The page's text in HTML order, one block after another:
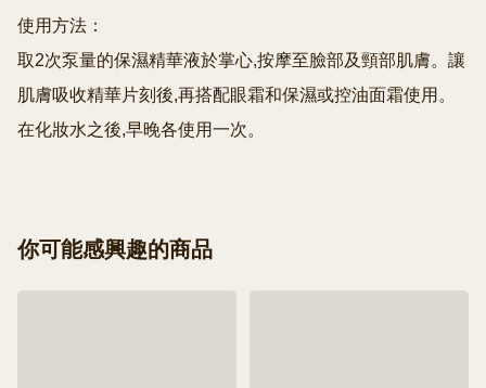
使用方法：
取2次泵量的保濕精華液於掌心,按摩至臉部及頸部肌膚。讓
肌膚吸收精華片刻後,再搭配眼霜和保濕或控油面霜使用。
在化妝水之後,早晚各使用一次。
你可能感興趣的商品